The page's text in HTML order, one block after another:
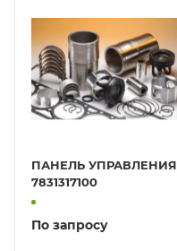
ПАНЕЛЬ УПРАВЛЕНИЯ
7831317100
По запросу